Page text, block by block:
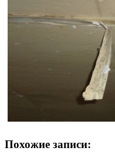
Похожие записи: